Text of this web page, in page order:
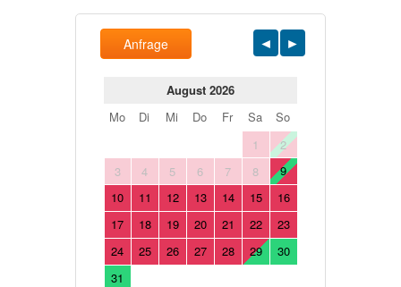
Anfrage
August 2026
Mo
Di Mi Do Fr Sa
So
1
2
3
4 5 6 7 8
9
10
11 12 13 14 15
16
17
18 19 20 21 22
23
24
25 26 27 28 29
30
31